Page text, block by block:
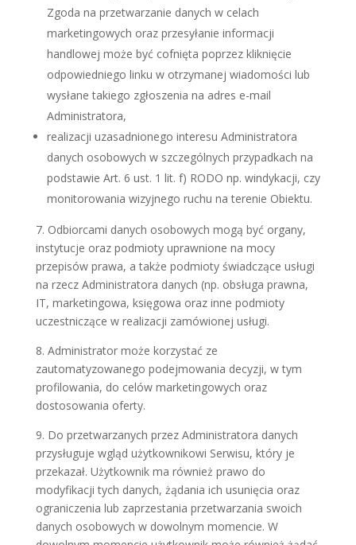
Zgoda na przetwarzanie danych w celach
marketingowych oraz przesyłanie informacji
handlowej może być cofnięta poprzez kliknięcie
odpowiedniego linku w otrzymanej wiadomości lub
wysłane takiego zgłoszenia na adres e-mail
Administratora,
realizacji uzasadnionego interesu Administratora
danych osobowych w szczególnych przypadkach na
podstawie Art. 6 ust. 1 lit. f) RODO np. windykacji, czy
monitorowania wizyjnego ruchu na terenie Obiektu.
7. Odbiorcami danych osobowych mogą być organy,
instytucje oraz podmioty uprawnione na mocy
przepisów prawa, a także podmioty świadczące usługi
na rzecz Administratora danych (np. obsługa prawna,
IT, marketingowa, księgowa oraz inne podmioty
uczestniczące w realizacji zamówionej usługi.
8. Administrator może korzystać ze
zautomatyzowanego podejmowania decyzji, w tym
profilowania, do celów marketingowych oraz
dostosowania oferty.
9. Do przetwarzanych przez Administratora danych
przysługuje wgląd użytkownikowi Serwisu, który je
przekazał. Użytkownik ma również prawo do
modyfikacji tych danych, żądania ich usunięcia oraz
ograniczenia lub zaprzestania przetwarzania swoich
danych osobowych w dowolnym momencie. W